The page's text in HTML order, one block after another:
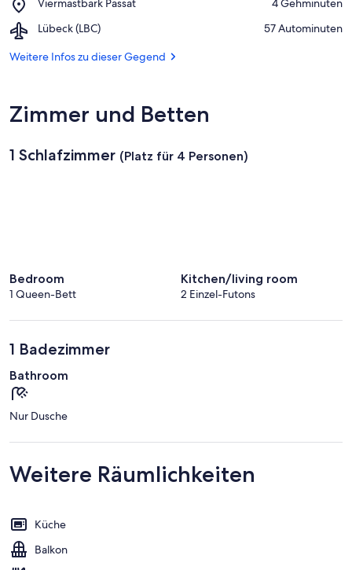
Priwall
Viermastbark Passat
Passat
‪4 Gehminuten‬
Lübeck (LBC)
Airport,
(LBC)
‪57 Autominuten‬
Weitere Infos zu dieser Gegend
Zimmer und Betten
1 Schlafzimmer (Platz für 4 Personen)
Bedroom
1 Queen-Bett
Kitchen/living room
2 Einzel-Futons
1 Badezimmer
Bathroom
Nur Dusche
Weitere Räumlichkeiten
Küche
Balkon